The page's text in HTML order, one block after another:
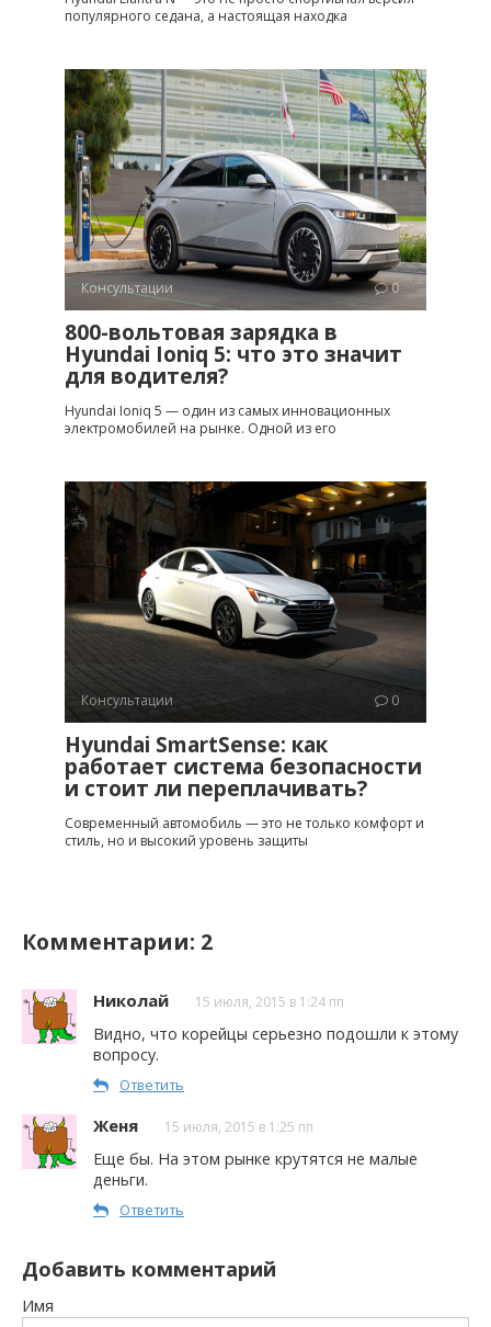
популярного седана, а настоящая находка
Консультации 0
800-вольтовая зарядка в
Hyundai Ioniq 5: что это значит
для водителя?
Hyundai Ioniq 5 — один из самых инновационных
электромобилей на рынке. Одной из его
Консультации 0
Hyundai SmartSense: как
работает система безопасности
и стоит ли переплачивать?
Современный автомобиль — это не только комфорт и
стиль, но и высокий уровень защиты
Комментарии: 2
Николай 15 июля, 2015 в 1:24 пп
Видно, что корейцы серьезно подошли к этому
вопросу.
Ответить
Женя 15 июля, 2015 в 1:25 пп
Еще бы. На этом рынке крутятся не малые
деньги.
Ответить
Добавить комментарий
Имя